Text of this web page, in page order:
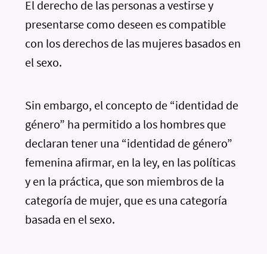
El derecho de las personas a vestirse y
presentarse como deseen es compatible
con los derechos de las mujeres basados en
el sexo.
Sin embargo, el concepto de “identidad de
género” ha permitido a los hombres que
declaran tener una “identidad de género”
femenina afirmar, en la ley, en las políticas
y en la práctica, que son miembros de la
categoría de mujer, que es una categoría
basada en el sexo.